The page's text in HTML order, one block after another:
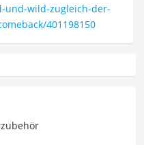
wild-zugleich-der-
401198150